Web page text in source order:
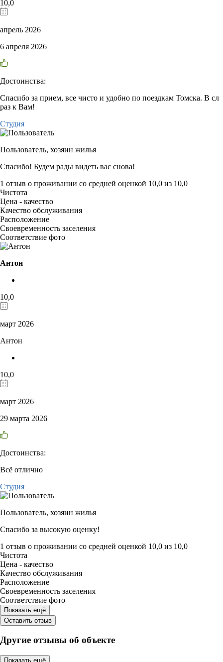
10,0
апрель 2026
6 апреля 2026
Достоинства:
Спасибо за прием, все чисто и удобно по поездкам Томска. В сл
раз к Вам!
Студия
Пользователь, хозяин жилья
Спасибо! Будем рады видеть вас снова!
1 отзыв о проживании со средней оценкой 10,0 из 10,0
Чистота
Цена - качество
Качество обслуживания
Расположение
Своевременность заселения
Соответствие фото
Антон
10,0
март 2026
Антон
10,0
март 2026
29 марта 2026
Достоинства:
Всё отлично
Студия
Пользователь, хозяин жилья
Спасибо за высокую оценку!
1 отзыв о проживании со средней оценкой 10,0 из 10,0
Чистота
Цена - качество
Качество обслуживания
Расположение
Своевременность заселения
Соответствие фото
Показать ещё
Оставить отзыв
Другие отзывы об объекте
Показать ещё